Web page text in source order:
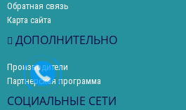
Обратная связь
Карта сайта
ДОПОЛНИТЕЛЬНО
Производители
Партнерская программа
СОЦИАЛЬНЫЕ СЕТИ